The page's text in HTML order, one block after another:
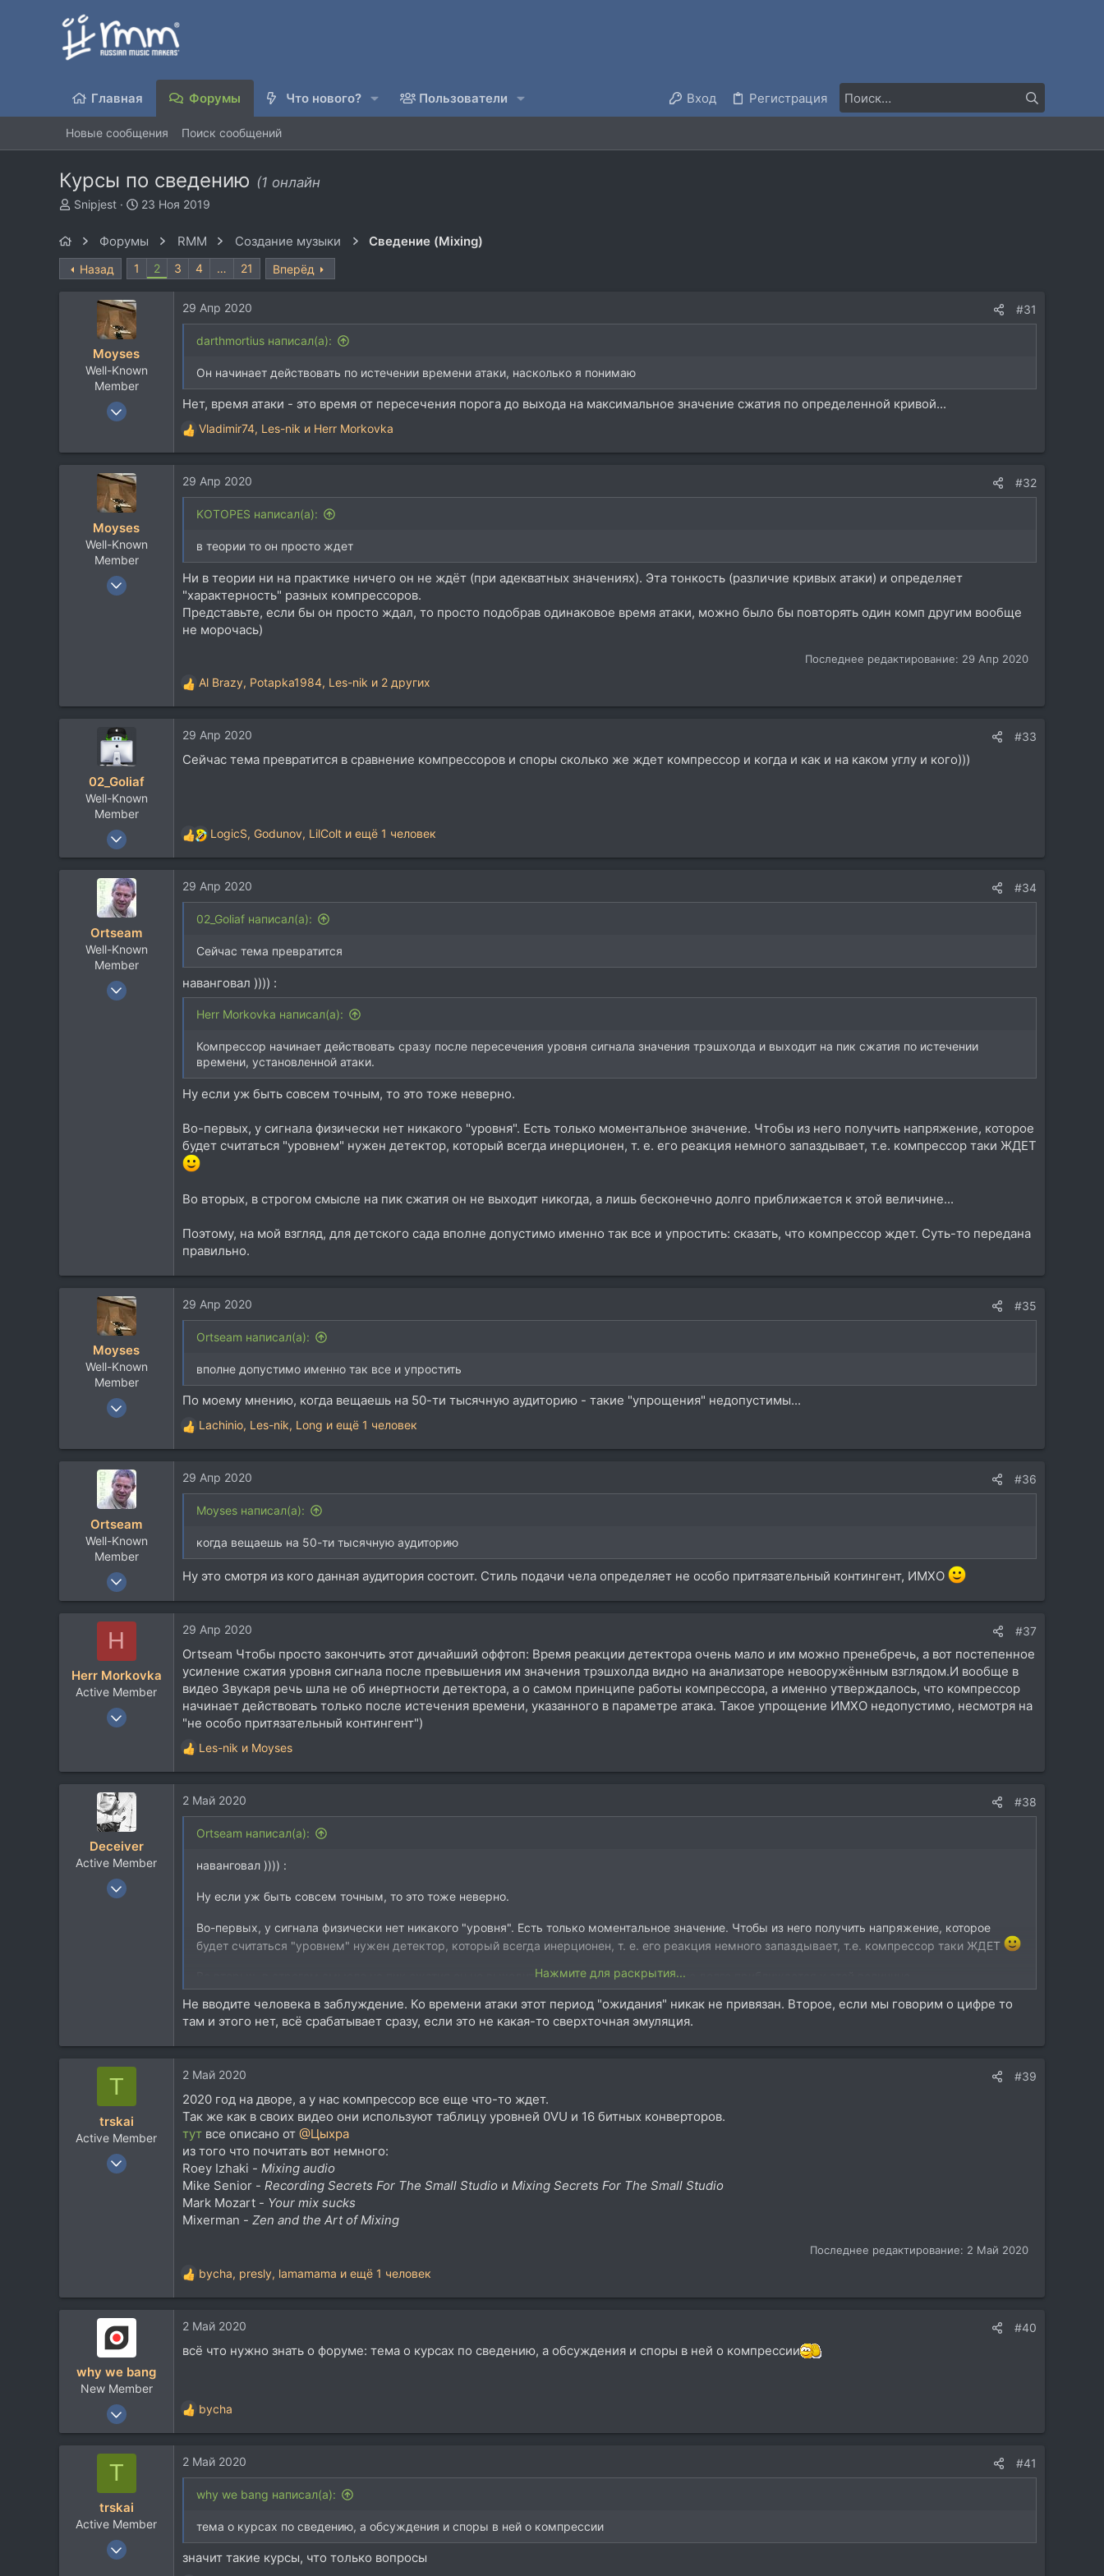
Главная Форумы Что нового? Пользователи Вход Регистрация
Новые сообщения Поиск сообщений
Курсы по сведению (1 онлайн
А
р
т
Snipjest
Д
а
а
23 Ноя 2019
Форумы RMM Создание музыки Сведение (Mixing)
Назад 1 2 3 4 … 21 Вперёд
Moyses
Well-Known
Member
21 Дек 2007
63
29 Апр 2020 #31
darthmortius написал(а):
Он начинает действовать по истечении времени атаки, насколько я понимаю
Нет, время атаки - это время от пересечения порога до выхода на максимальное значение сжатия по определенной кривой...
Р
е
к
ц
Vladimir74, Les-nik и Herr Morkovka
Moyses
Well-Known
Member
21 Дек 2007
29 Апр 2020 #32
KOTOPES написал(а):
в теории то он просто ждет
Ни в теории ни на практике ничего он не ждёт (при адекватных значениях). Эта тонкость (различие кривых атаки) и определяет
"характерность" разных компрессоров.
Представьте, если бы он просто ждал, то просто подобрав одинаковое время атаки, можно было бы повторять один комп другим вообще
не морочась)
Последнее редактирование: 29 Апр 2020
Р
е
к
и
Al Brazy, Potapka1984, Les-nik и 2 других
02_Goliaf
Well-Known
Member
31 Июл 2008
2.747
1.054
Белгород
29 Апр 2020 #33
Сейчас тема превратится в сравнение компрессоров и споры сколько же ждет компрессор и когда и как и на каком углу и кого)))
Р
е
к
ц
LogicS, Godunov, LilColt и ещё 1 человек
Ortseam
Well-Known
Member
28 Фев 2006
29 Апр 2020 #34
02_Goliaf написал(а):
Сейчас тема превратится
наванговал )))) :
Herr Morkovka написал(а):
Компрессор начинает действовать сразу после пересечения уровня сигнала значения трэшхолда и выходит на пик сжатия по истечении
времени, установленной атаки.
Ну если уж быть совсем точным, то это тоже неверно.
Во-первых, у сигнала физически нет никакого "уровня". Есть только моментальное значение. Чтобы из него получить напряжение, которое
будет считаться "уровнем" нужен детектор, который всегда инерционен, т. е. его реакция немного запаздывает, т.е. компрессор таки ЖДЕТ
Во вторых, в строгом смысле на пик сжатия он не выходит никогда, а лишь бесконечно долго приближается к этой величине...
Поэтому, на мой взгляд, для детского сада вполне допустимо именно так все и упростить: сказать, что компрессор ждет. Суть-то передана
правильно.
Moyses
Well-Known
Member
21 Дек 2007
63
29 Апр 2020 #35
Ortseam написал(а):
вполне допустимо именно так все и упростить
По моему мнению, когда вещаешь на 50-ти тысячную аудиторию - такие "упрощения" недопустимы...
Р
е
к
ц
Lachinio, Les-nik, Long и ещё 1 человек
Ortseam
Well-Known
Member
28 Фев 2006
3.624
Ruthenia Nigra
29 Апр 2020 #36
Moyses написал(а):
когда вещаешь на 50-ти тысячную аудиторию
Ну это смотря из кого данная аудитория состоит. Стиль подачи чела определяет не особо притязательный контингент, ИМХО
H
Herr Morkovka
Active Member
18 Ноя 2018
43
29 Апр 2020 #37
Ortseam Чтобы просто закончить этот дичайший оффтоп: Время реакции детектора очень мало и им можно пренебречь, а вот постепенное
усиление сжатия уровня сигнала после превышения им значения трэшхолда видно на анализаторе невооружённым взглядом.И вообще в
видео Звукаря речь шла не об инертности детектора, а о самом принципе работы компрессора, а именно утверждалось, что компрессор
начинает действовать только после истечения времени, указанного в параметре атака. Такое упрощение ИМХО недопустимо, несмотря на
"не особо притязательный контингент")
Р
е
к
ц
Les-nik и Moyses
Deceiver
Active Member
22 Май 2012
2 Май 2020 #38
Ortseam написал(а):
наванговал )))) :
Ну если уж быть совсем точным, то это тоже неверно.
Во-первых, у сигнала физически нет никакого "уровня". Есть только моментальное значение. Чтобы из него получить напряжение, которое
будет считаться "уровнем" нужен детектор, который всегда инерционен, т. е. его реакция немного запаздывает, т.е. компрессор таки ЖДЕТ
Во вторых, в строгом смысле на пик сжатия он не выходит никогда, а лишь бесконечно долго приближается к этой величине...
Поэтому, на мой взгляд, для детского сада вполне допустимо именно так все и упростить: сказать, что компрессор ждет. Суть-то передана
правильно.
Нажмите для раскрытия...
Не вводите человека в заблуждение. Ко времени атаки этот период "ожидания" никак не привязан. Второе, если мы говорим о цифре то
там и этого нет, всё срабатывает сразу, если это не какая-то сверхточная эмуляция.
T
trskai
Active Member
26 Окт 2011
2 Май 2020 #39
2020 год на дворе, а у нас компрессор все еще что-то ждет.
Так же как в своих видео они используют таблицу уровней 0VU и 16 битных конверторов.
тут все описано от @Цыхра
из того что почитать вот немного:
Roey Izhaki - Mixing audio
Mike Senior - Recording Secrets For The Small Studio и Mixing Secrets For The Small Studio
Mark Mozart - Your mix sucks
Mixerman - Zen and the Art of Mixing
Последнее редактирование: 2 Май 2020
Р
е
к
и
bycha, presly, lamamama и ещё 1 человек
why we bang
New Member
27 Окт 2017
2 Май 2020 #40
всё что нужно знать о форуме: тема о курсах по сведению, а обсуждения и споры в ней о компрессии
Р
е
к
ц
bycha
T
trskai
Active Member
26 Окт 2011
2 Май 2020 #41
why we bang написал(а):
тема о курсах по сведению, а обсуждения и споры в ней о компрессии
значит такие курсы, что только вопросы